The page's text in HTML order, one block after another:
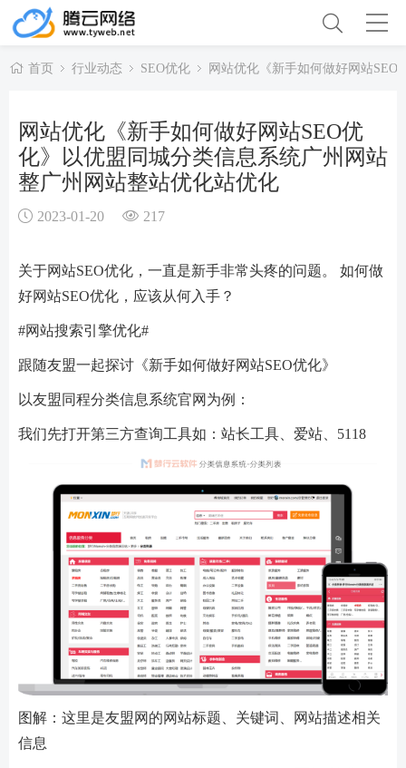
首页 行业动态 SEO优化 网站优化《新手如何做好网站
网站优化《新手如何做好网站SEO优
化》以优盟同城分类信息系统广州网站
整广州网站整站优化站优化
2023-01-20 217
关于网站SEO优化，一直是新手非常头疼的问题。 如何做
好网站SEO优化，应该从何入手？
#网站搜索引擎优化#
跟随友盟一起探讨《新手如何做好网站SEO优化》
以友盟同程分类信息系统官网为例：
我们先打开第三方查询工具如：站长工具、爱站、5118
图解：这里是友盟网的网站标题、关键词、网站描述相关
信息